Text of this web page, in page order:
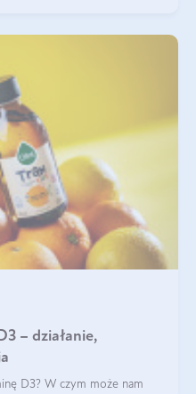
– działanie,
D3? W czym może nam